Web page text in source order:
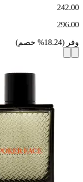
242.00
296.00
وفر (
18.24
% خصم)